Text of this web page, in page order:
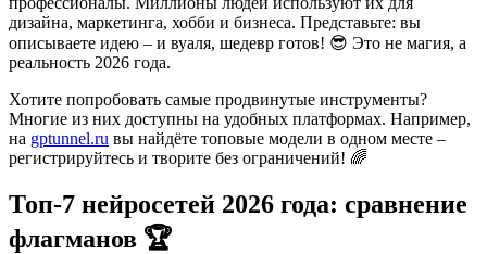
дизайна, маркетинга, хобби и бизнеса. Представьте: вы
описываете идею – и вуаля, шедевр готов! 😎 Это не магия, а
реальность 2026 года.
Хотите попробовать самые продвинутые инструменты?
Многие из них доступны на удобных платформах. Например,
на gptunnel.ru вы найдёте топовые модели в одном месте –
регистрируйтесь и творите без ограничений! 🌈
Топ-7 нейросетей 2026 года: сравнение
флагманов 🏆